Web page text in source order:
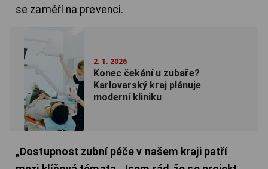
se zaměří na prevenci.
2. 1. 2026
Konec čekání u zubaře?
Karlovarský kraj plánuje
moderní kliniku
„Dostupnost zubní péče v našem kraji patří